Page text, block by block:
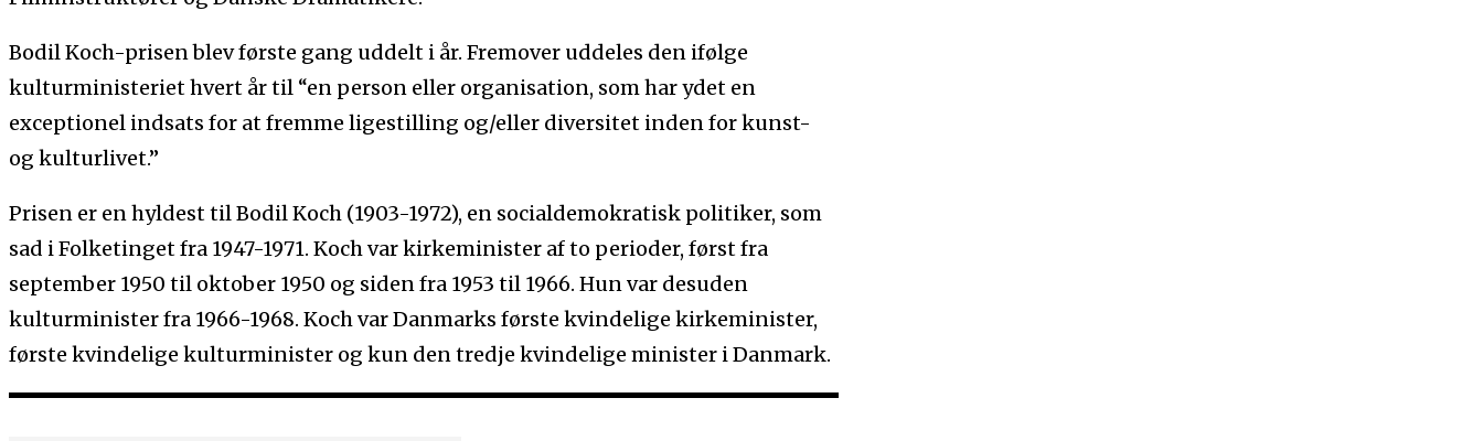
Bodil Koch-prisen blev første gang uddelt i år. Fremover uddeles den ifølge
kulturministeriet hvert år til “en person eller organisation, som har ydet en
exceptionel indsats for at fremme ligestilling og/eller diversitet inden for kunst-
og kulturlivet.”
Prisen er en hyldest til Bodil Koch (1903-1972), en socialdemokratisk politiker, som
sad i Folketinget fra 1947-1971. Koch var kirkeminister af to perioder, først fra
september 1950 til oktober 1950 og siden fra 1953 til 1966. Hun var desuden
kulturminister fra 1966-1968. Koch var Danmarks første kvindelige kirkeminister,
første kvindelige kulturminister og kun den tredje kvindelige minister i Danmark.